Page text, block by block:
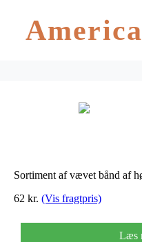
Sortiment af vævet bånd af
62 kr. (Vis fragtpris)
Læs